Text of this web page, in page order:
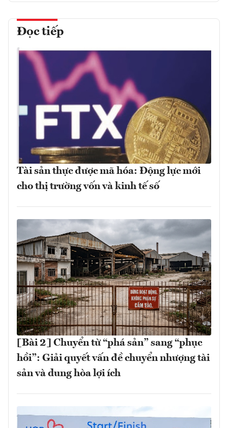
Đọc tiếp
Tài sản thực được mã hóa: Động lực mới
cho thị trường vốn và kinh tế số
[Bài 2] Chuyển từ “phá sản” sang “phục
hồi”: Giải quyết vấn đề chuyển nhượng tài
sản và dung hòa lợi ích